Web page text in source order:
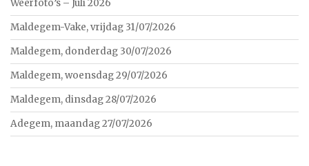
Weerfoto’s – Juli 2026
Maldegem-Vake, vrijdag 31/07/2026
Maldegem, donderdag 30/07/2026
Maldegem, woensdag 29/07/2026
Maldegem, dinsdag 28/07/2026
Adegem, maandag 27/07/2026